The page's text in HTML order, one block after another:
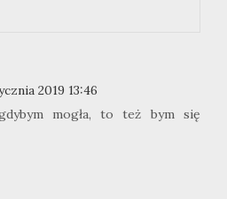
2019 13:46
mogła, to też bym się